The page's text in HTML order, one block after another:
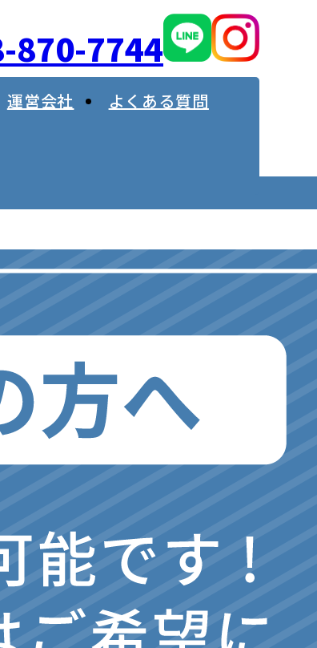
870-7744
運営会社 よくある質問